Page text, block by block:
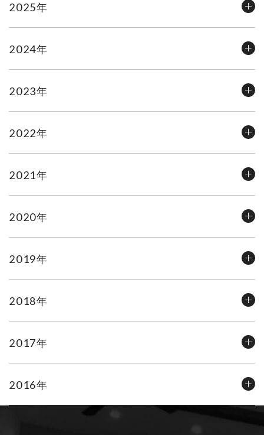
2025年
2024年
2023年
2022年
2021年
2020年
2019年
2018年
2017年
2016年